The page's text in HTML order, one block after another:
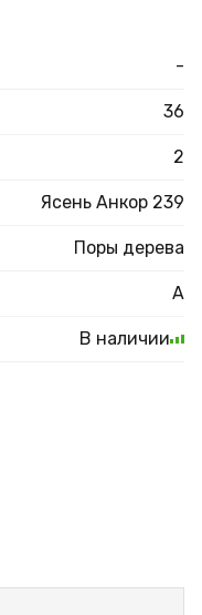
-
36
2
Ясень Анкор 239
Поры дерева
А
В наличии